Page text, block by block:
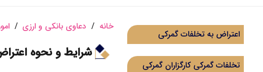
اعتراض به تخلفات گمرکی
تخلفات گمرکی کارگزاران گمرکی
خانه / دعاوی بانکی و ارزی /
شرایط و نحوه